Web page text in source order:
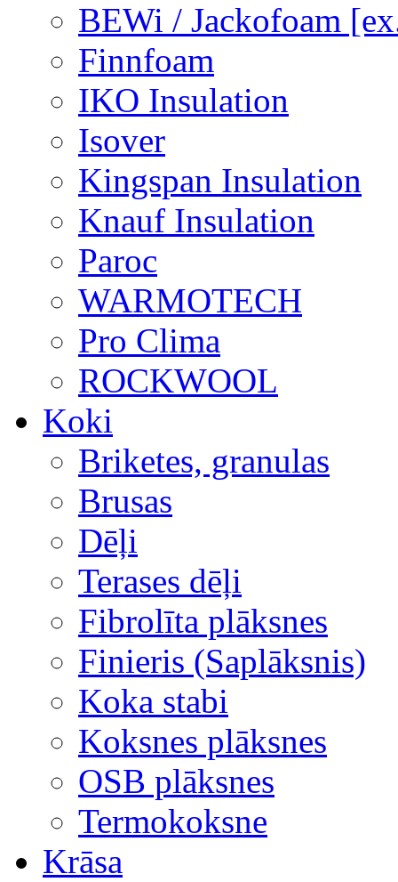
BEWi / Jackofoam
Finnfoam
IKO Insulation
Isover
Kingspan Insulation
Knauf Insulation
Paroc
WARMOTECH
Pro Clima
ROCKWOOL
Koki
Briketes, granulas
Brusas
Dēļi
Terases dēļi
Fibrolīta plāksnes
Finieris (Saplāksnis)
Koka stabi
Koksnes plāksnes
OSB plāksnes
Termokoksne
Krāsa